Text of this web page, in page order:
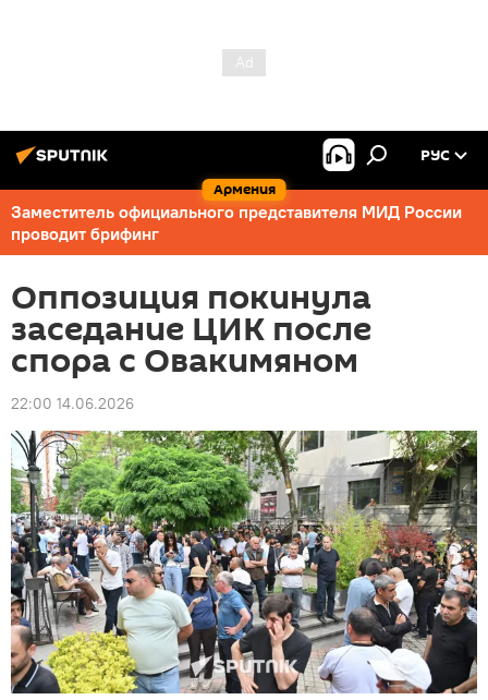
Армения
РУС
Заместитель официального представителя МИД России
проводит брифинг
Оппозиция покинула
заседание ЦИК после
спора с Овакимяном
22:00 14.06.2026